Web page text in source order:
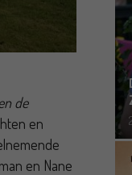
de
en
en Nane